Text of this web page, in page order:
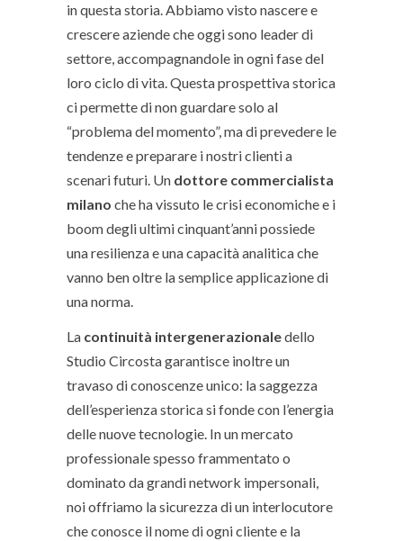
in questa storia. Abbiamo visto nascere e
crescere aziende che oggi sono leader di
settore, accompagnandole in ogni fase del
loro ciclo di vita. Questa prospettiva storica
ci permette di non guardare solo al
“problema del momento”, ma di prevedere le
tendenze e preparare i nostri clienti a
scenari futuri. Un dottore commercialista
milano che ha vissuto le crisi economiche e i
boom degli ultimi cinquant’anni possiede
una resilienza e una capacità analitica che
vanno ben oltre la semplice applicazione di
una norma.
La continuità intergenerazionaledello
Studio Circosta garantisce inoltre un
travaso di conoscenze unico: la saggezza
dell’esperienza storica si fonde con l’energia
delle nuove tecnologie. In un mercato
professionale spesso frammentato o
dominato da grandi network impersonali,
noi offriamo la sicurezza di un interlocutore
che conosce il nome di ogni cliente e la